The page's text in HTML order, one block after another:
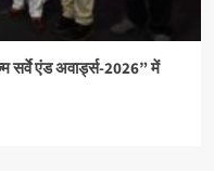
सर्वे एंड अवार्ड्स-2026” में